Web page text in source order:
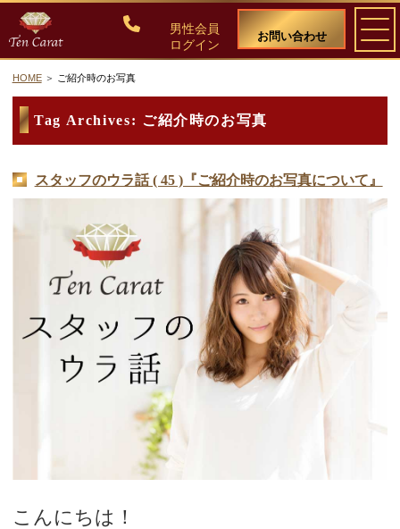
男性会員
ログイン
お問い合わせ
会員比率『１：１０』にこだわる理由
教養ある女性の募集に注力しています
50代・60代のための後悔しない選び方
女性会員の紹介
男性会員様の声
デートまでの流れ
HOME ご紹介時のお写真
Tag Archives: ご紹介時のお写真
スタッフのウラ話 ( 45 )『ご紹介時のお写真について』
こんにちは！